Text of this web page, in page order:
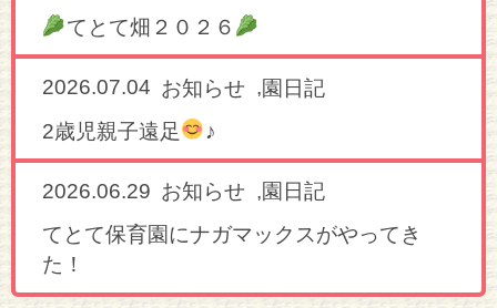
てとて畑２０２６
2026.07.04 お知らせ ,園日記
2歳児親子遠足
♪
2026.06.29 お知らせ ,園日記
てとて保育園にナガマックスがやってき
た！